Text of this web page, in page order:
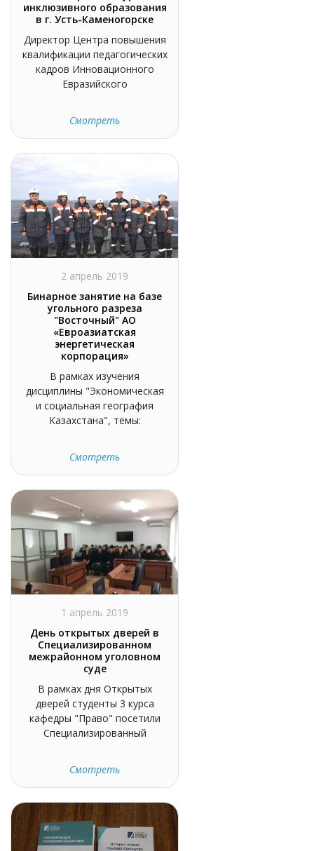
инклюзивного образования
в г. Усть-Каменогорске
Директор Центра повышения
квалификации педагогических
кадров Инновационного
Евразийского
Смотреть
2 апрель 2019
Бинарное занятие на базе
угольного разреза
"Восточный" АО
«Евроазиатская
энергетическая
корпорация»
В рамках изучения
дисциплины "Экономическая
и социальная география
Казахстана", темы:
Смотреть
1 апрель 2019
День открытых дверей в
Специализированном
межрайонном уголовном
суде
В рамках дня Открытых
дверей студенты 3 курса
кафедры "Право" посетили
Специализированный
Смотреть